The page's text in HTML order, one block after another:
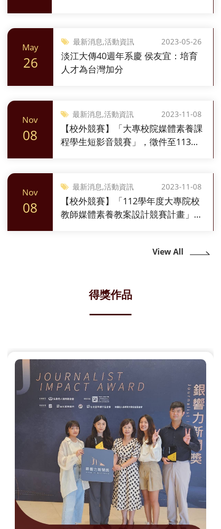
May
26
最新消息,活動資訊 2023-05-26
淡江大傳40週年系慶 侯友宜：培育
人才為台灣加分
Nov
08
最新消息,活動資訊 2023-11-08
【校外競賽】「大專校院媒體素養課
程學生短影音競賽」，徵件至113年
Nov
08
最新消息,活動資訊 2023-11-08
【校外競賽】「112學年度大專院校
教師媒體素養教案設計競賽計畫」，
View All
得獎作品